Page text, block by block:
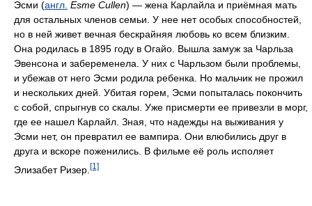
Эсми (англ. Esme Cullen) — жена Карлайла и приёмная мать
для остальных членов семьи. У нее нет особых способностей,
но в ней живет вечная бескрайняя любовь ко всем близким.
Она родилась в 1895 году в Огайо. Вышла замуж за Чарльза
Эвенсона и забеременела. У них с Чарльзом были проблемы,
и убежав от него Эсми родила ребенка. Но мальчик не прожил
и нескольких дней. Убитая горем, Эсми попыталась покончить
с собой, спрыгнув со скалы. Уже присмерти ее привезли в морг,
где ее нашел Карлайл. Зная, что надежды на выживания у
Эсми нет, он превратил ее вампира. Они влюбились друг в
друга и вскоре поженились. В фильме её роль исполяет
Элизабет Ризер. [1]